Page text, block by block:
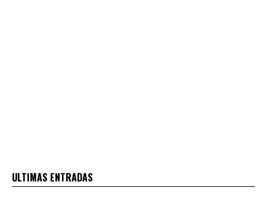
ULTIMAS ENTRADAS